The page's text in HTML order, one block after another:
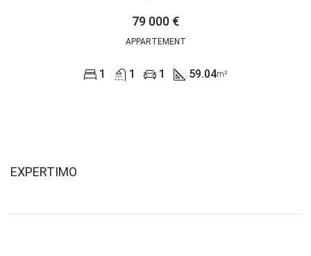
79 000 €
APPARTEMENT
1 1 1 59.04m²
EXPERTIMO